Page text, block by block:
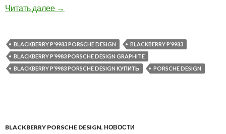
Читать далее BlackBerry P’9983 Porsche Design Graphite
→
BLACKBERRY P'9983 PORSCHE DESIGN
BLACKBERRY P’9983
BLACKBERRY P’9983 PORSCHE DESIGN GRAPHITE
BLACKBERRY P’9983 PORSCHE DESIGN КУПИТЬ
PORSCHE DESIGN
BLACKBERRY PORSCHE DESIGN, НОВОСТИ